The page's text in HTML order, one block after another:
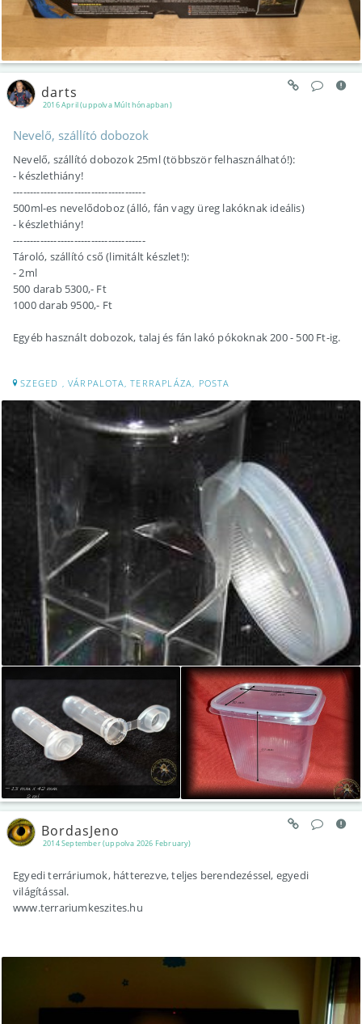
2016 April (uppolva Múlt hónapban)
darts
Nevelő, szállító dobozok
Nevelő, szállító dobozok 25ml (többször felhasználható!):
- készlethiány!
---------------------------------------
500ml-es nevelődoboz (álló, fán vagy üreg lakóknak ideális)
- készlethiány!
---------------------------------------
Tároló, szállító cső (limitált készlet!):
- 2ml
500 darab 5300,- Ft
1000 darab 9500,- Ft
Egyéb használt dobozok, talaj és fán lakó pókoknak 200 - 500 Ft-ig.
SZEGED , VÁRPALOTA, TERRAPLÁZA, POSTA
2014 September (uppolva 2026 February)
BordasJeno
Egyedi terráriumok, hátterezve, teljes berendezéssel, egyedi
világítással.
www.terrariumkeszites.hu